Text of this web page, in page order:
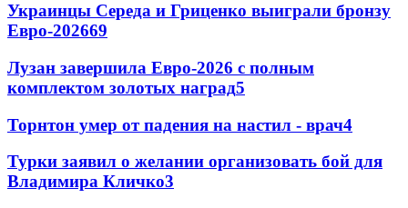
Украинцы Середа и Гриценко выиграли бронзу
Евро-202669
Лузан завершила Евро-2026 с полным
комплектом золотых наград5
Торнтон умер от падения на настил - врач4
Турки заявил о желании организовать бой для
Владимира Кличко3